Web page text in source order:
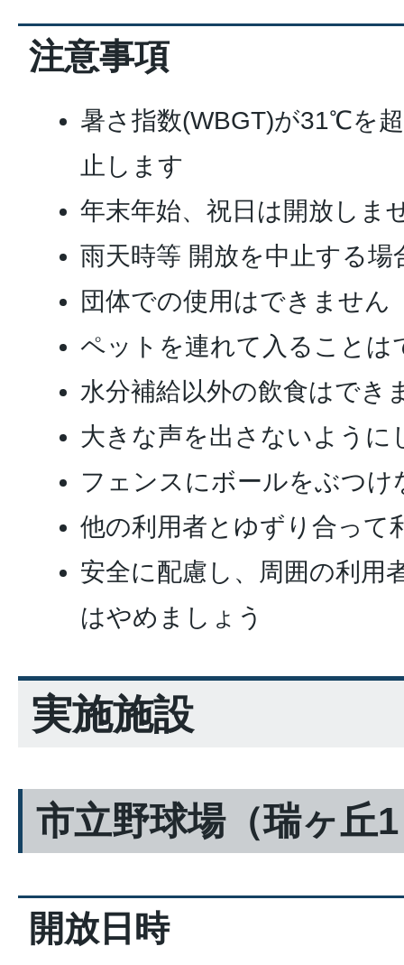
注意事項
暑さ指数(WBGT)が31℃を
止します
年末年始、祝日は開放しま
雨天時等 開放を中止する場
団体での使用はできません
ペットを連れて入ることは
水分補給以外の飲食はでき
大きな声を出さないように
フェンスにボールをぶつ
他の利用者とゆずり合って
安全に配慮し、周囲の利用
はやめましょう
実施施設
市立野球場（瑞ヶ丘
開放日時